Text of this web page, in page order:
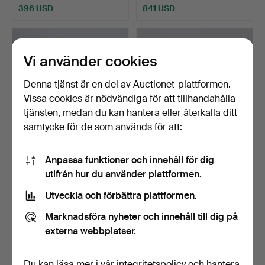
396 USD 841 USD
CRESCENT, HERRCYKEL.
3-växlad. 28" hjul.
Klubbades 23 feb 2025
14 bud
BIANCHI, CYKEL. Malloy
Pro.
Klubbades 9 jan 2025
33 bud
Vi använder cookies
Denna tjänst är en del av Auctionet-plattformen.
Vissa cookies är nödvändiga för att tillhandahålla
tjänsten, medan du kan hantera eller återkalla ditt
samtycke för de som används för att:
Anpassa funktioner och innehåll för dig
utifrån hur du använder plattformen.
Utveckla och förbättra plattformen.
Marknadsföra nyheter och innehåll till dig på
externa webbplatser.